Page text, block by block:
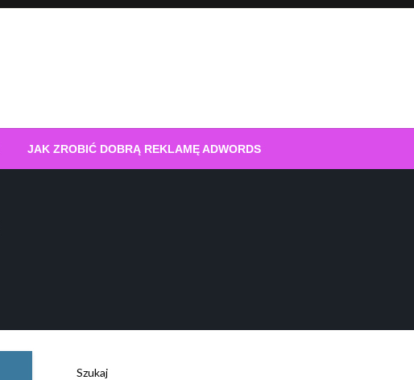
JAK ZROBIĆ DOBRĄ REKLAMĘ ADWORDS
Szukaj